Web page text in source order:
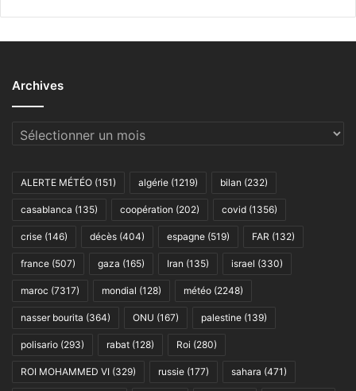
Archives
Archives
ALERTE MÉTÉO (151) algérie (1219) bilan (232)
casablanca (135) coopération (202) covid (1356)
crise (146) décès (404) espagne (519) FAR (132)
france (507) gaza (165) Iran (135) israel (330)
maroc (7317) mondial (128) météo (2248)
nasser bourita (364) ONU (167) palestine (139)
polisario (293) rabat (128) Roi (280)
ROI MOHAMMED VI (329) russie (177) sahara (471)